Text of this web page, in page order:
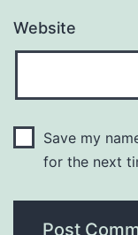
Website
Save my
for the next